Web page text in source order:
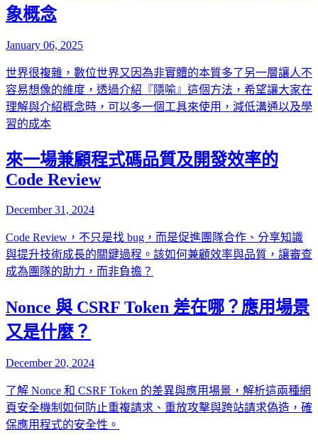
象概念
January 06, 2025
世界很複雜，數位世界又因為非實體的本質多了另一層讓人不
容易想像的維度，透過介紹『隱喻』這個方法，希望讓大家在
理解與介紹概念時，可以多一個工具來使用，減低溝通以及學
習的成本
來一場兼顧程式碼品質及開發效率的
Code Review
December 31, 2024
Code Review，不只是找 bug，而是促進團隊合作、分享知識
與提升技術成長的關鍵過程。該如何兼顧效率與品質，讓審查
成為團隊的助力，而非負擔？
Nonce 與 CSRF Token 差在哪？應用場景
又是什麼？
December 20, 2024
了解 Nonce 和 CSRF Token 的差異與應用場景，解析這兩種網
頁安全機制如何防止重複請求、重放攻擊與跨站請求偽造，確
保應用程式的安全性。